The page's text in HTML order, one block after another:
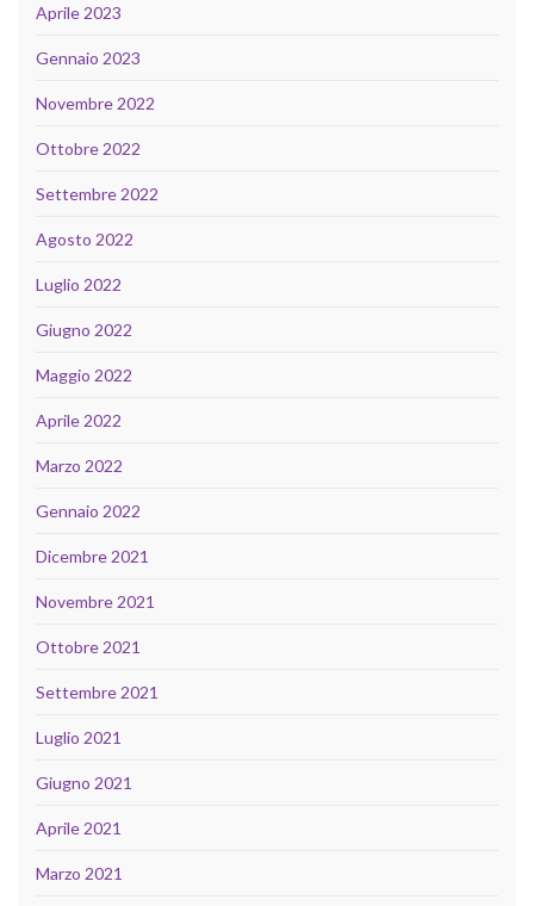
Aprile 2023
Gennaio 2023
Novembre 2022
Ottobre 2022
Settembre 2022
Agosto 2022
Luglio 2022
Giugno 2022
Maggio 2022
Aprile 2022
Marzo 2022
Gennaio 2022
Dicembre 2021
Novembre 2021
Ottobre 2021
Settembre 2021
Luglio 2021
Giugno 2021
Aprile 2021
Marzo 2021